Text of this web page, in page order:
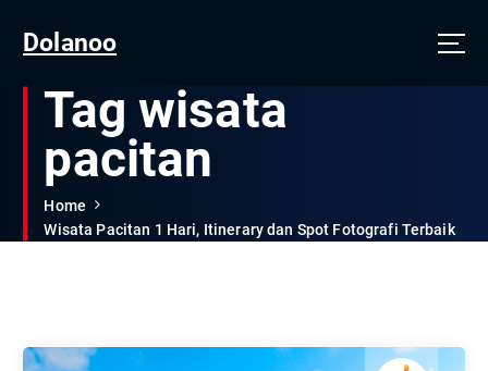
Dolanoo
Tag wisata
pacitan
Home
Wisata Pacitan 1 Hari, Itinerary dan Spot Fotografi Terbaik